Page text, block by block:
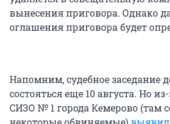
вынесения приговора. Однако
оглашения приговора будет
Напомним, судебное заседание
состояться еще 10 августа. Но
СИЗО № 1 города Кемерово (там